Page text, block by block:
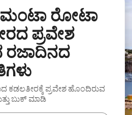
ಮಂಟಾ ರೋಟಾ
ಪ್ರವೇಶ
ರಜಾದಿನದ
ಕಡಲತೀರಕ್ಕೆ ಪ್ರವೇಶ ಹೊಂದಿರುವ
ಬುಕ್ ಮಾಡಿ